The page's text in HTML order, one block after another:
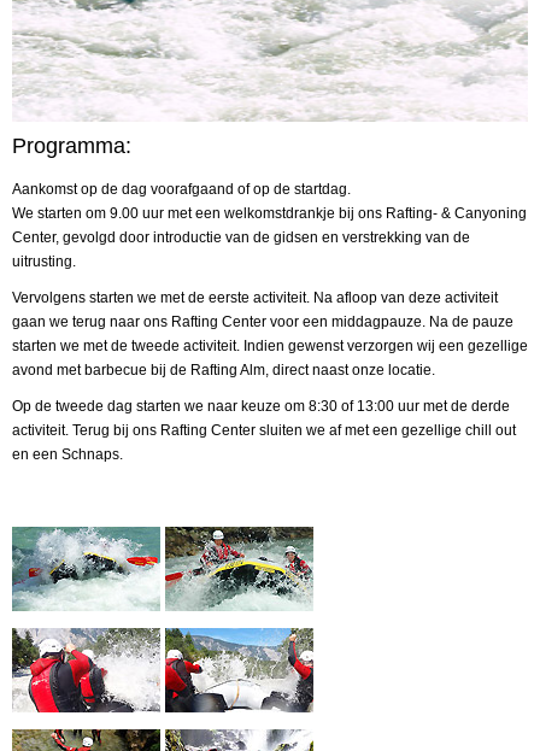
Programma:
Aankomst op de dag voorafgaand of op de startdag.
We starten om 9.00 uur met een welkomstdrankje bij ons Rafting- & Canyoning
Center, gevolgd door introductie van de gidsen en verstrekking van de
uitrusting.
Vervolgens starten we met de eerste activiteit. Na afloop van deze activiteit
gaan we terug naar ons Rafting Center voor een middagpauze. Na de pauze
starten we met de tweede activiteit. Indien gewenst verzorgen wij een gezellige
avond met barbecue bij de Rafting Alm, direct naast onze locatie.
Op de tweede dag starten we naar keuze om 8:30 of 13:00 uur met de derde
activiteit. Terug bij ons Rafting Center sluiten we af met een gezellige chill out
en een Schnaps.